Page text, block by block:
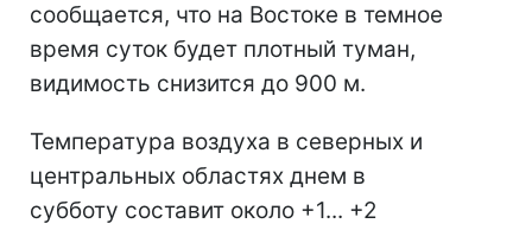
сообщается, что на Востоке в темное
время суток будет плотный туман,
видимость снизится до 900 м.
Температура воздуха в северных и
центральных областях днем в
субботу составит около +1... +2